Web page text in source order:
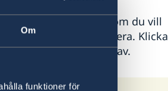
Om
funktioner för
och hur du ska göra om du vill
ett pass med mera. Klicka
du är intresserad av.